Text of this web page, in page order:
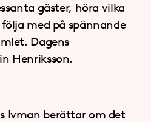
gäster, höra vilka
med på spännande
Dagens
Henriksson.
Ivman berättar om det